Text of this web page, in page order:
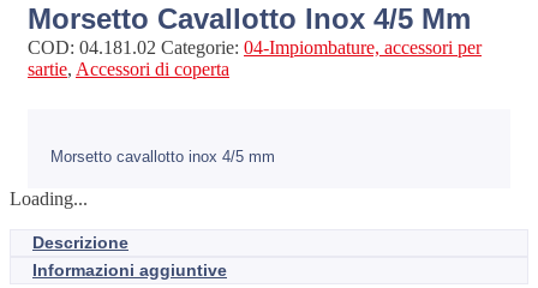
Morsetto Cavallotto Inox 4/5 Mm
COD: 04.181.02 Categorie: 04-Impiombature, accessori per
sartie, Accessori di coperta
Morsetto cavallotto inox 4/5 mm
Loading...
Descrizione
Informazioni aggiuntive